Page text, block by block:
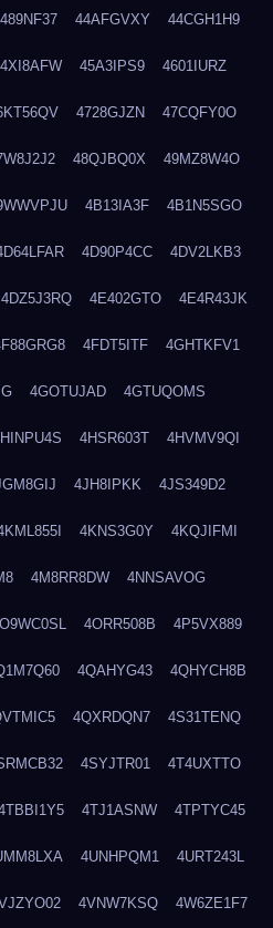
44AFGVXY 44CGH1H9
45A3IPS9 4601IURZ
4728GJZN 47CQFY0O
48QJBQ0X 49MZ8W4O
4B13IA3F 4B1N5SGO
4D90P4CC 4DV2LKB3
4DZ5J3RQ 4E402GTO 4E4R43JK
4FDT5ITF 4GHTKFV1
4GOTUJAD 4GTUQOMS
4HSR603T 4HVMV9QI
4JH8IPKK 4JS349D2
4KNS3G0Y 4KQJIFMI
4M8RR8DW 4NNSAVOG
4ORR508B 4P5VX889
4QAHYG43 4QHYCH8B
4QXRDQN7 4S31TENQ
4SYJTR01 4T4UXTTO
4TJ1ASNW 4TPTYC45
4UNHPQM1 4URT243L
4VNW7KSQ 4W6ZE1F7